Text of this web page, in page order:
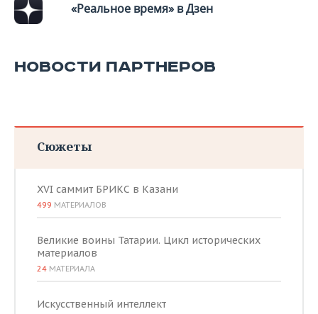
«Реальное время» в Дзен
НОВОСТИ ПАРТНЕРОВ
Сюжеты
XVI саммит БРИКС в Казани
499 МАТЕРИАЛОВ
Великие воины Татарии. Цикл исторических
материалов
24 МАТЕРИАЛА
Искусственный интеллект